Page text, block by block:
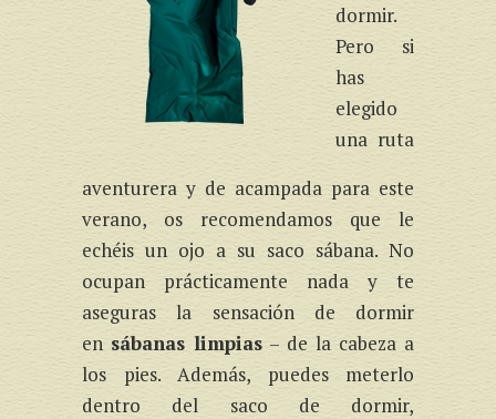
dormir.
Pero si
has
elegido
una ruta
aventurera y de acampada para este
verano, os recomendamos que le
echéis un ojo a su saco sábana. No
ocupan prácticamente nada y te
aseguras la sensación de dormir
en sábanas limpias – de la cabeza a
los pies. Además, puedes meterlo
dentro del saco de dormir,